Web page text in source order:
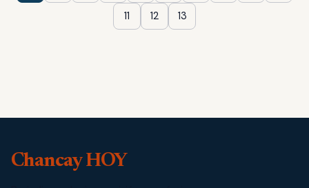
11 12 13
Chancay HOY